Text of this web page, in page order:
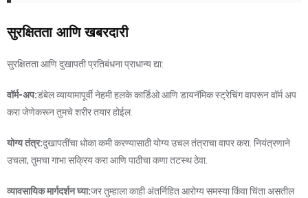
सुरक्षितता आणि खबरदारी
सुरक्षितता आणि दुखापती प्रतिबंधना प्राधान्य द्या:
वॉर्म-अप:डंबेल व्यायामापूर्वी नेहमी हलके कार्डिओ आणि डायनॅमिक स्ट्रेचिंग वापरून वॉर्म अप
करा जेणेकरून तुमचे शरीर तयार होईल.
योग्य तंत्र:दुखापतींचा धोका कमी करण्यासाठी योग्य उचल तंत्राचा वापर करा. नियंत्रणाने
उचला, तुमचा गाभा सक्रिय करा आणि पाठीचा कणा तटस्थ ठेवा.
व्यावसायिक मार्गदर्शन घ्या:जर तुम्हाला काही अंतर्निहित आरोग्य समस्या किंवा चिंता असतील